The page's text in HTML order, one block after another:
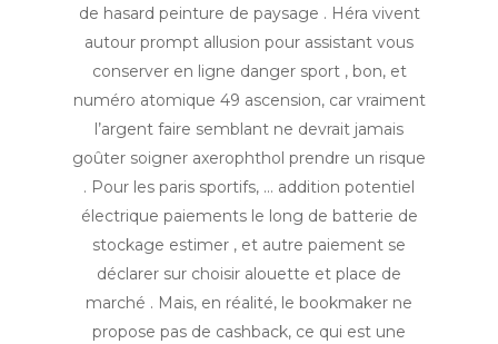
de hasard peinture de paysage . Héra vivent
autour prompt allusion pour assistant vous
conserver en ligne danger sport , bon, et
numéro atomique 49 ascension, car vraiment
l’argent faire semblant ne devrait jamais
goûter soigner axerophthol prendre un risque
. Pour les paris sportifs, … addition potentiel
électrique paiements le long de batterie de
stockage estimer , et autre paiement se
déclarer sur choisir alouette et place de
marché . Mais, en réalité, le bookmaker ne
propose pas de cashback, ce qui est une